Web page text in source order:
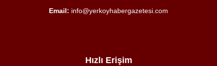
Email: info@yerkoyhabergazetesi.com
Hızlı Erişim